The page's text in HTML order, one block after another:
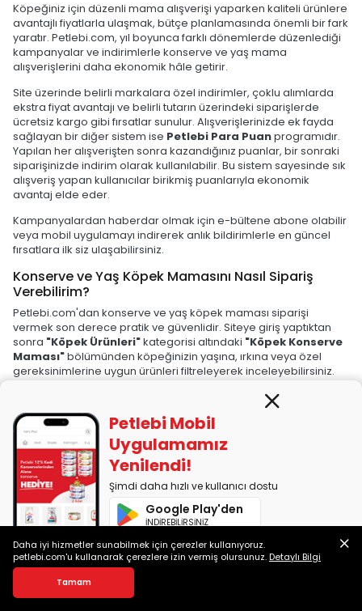
Köpeğiniz için düzenli mama alışverişi yaparken kaliteli ürünlere
avantajlı fiyatlarla ulaşmak, bütçe planlamasında önemli bir fark
yaratır. Petlebi.com, yıl boyunca farklı dönemlerde düzenlediği
kampanyalar ve indirimlerle konserve ve yaş mama
alışverişlerini daha ekonomik hâle getirir.
Site üzerinde belirli markalara özel indirimler, çoklu alımlarda
ekstra fiyat avantajı ve belirli tutarın üzerindeki siparişlerde
ücretsiz kargo gibi fırsatlar sunulur. Alışverişlerinizde ek fayda
sağlayan bir diğer sistem ise Petlebi Para Puanprogramıdır.
Yapılan her alışverişten sonra kazandığınız puanlar, bir sonraki
siparişinizde indirim olarak kullanılabilir. Bu sistem sayesinde sık
alışveriş yapan kullanıcılar birikmiş puanlarıyla ekonomik
avantaj elde eder.
Kampanyalardan haberdar olmak için e-bültene abone olabilir
veya mobil uygulamayı indirerek anlık bildirimlerle en güncel
fırsatlara ilk siz ulaşabilirsiniz.
Konserve ve Yaş Köpek Mamasını Nasıl Sipariş
Verebilirim?
Petlebi.com'dan konserve ve yaş köpek maması siparişi
vermek son derece pratik ve güvenlidir. Siteye giriş yaptıktan
sonra "Köpek Ürünleri"kategorisi altındaki "Köpek Konserve
Maması"bölümünden köpeğinizin yaşına, ırkına veya özel
gereksinimlerine uygun ürünleri filtreleyerek inceleyebilirsiniz.
Her ürünün açıklama bölümünde içerik bilgileri, son kullanma
tarihi ve kullanıcı yorumları açıkça yer alır. Seçtiğiniz ürünü
sepetinize ekledikten sonra kredi kartı, banka kartı ve
havale/EFT gibi ödeme seçeneklerinden biriyle siparişinizi
tamamlayabilirsiniz.
Dilerseniz0850 255 10 01numaralı hattı arayarak müşteri
temsilcisi desteğiyle de sipariş oluşturabilirsiniz.
ürün garantisi, hızlı kargo ve güvenli teslimat sistemiyle
Petlebi'den yapacağınız alışverişlerde mama seçiminiz
kadar teslimat süreci de sorunsuz ilerler.
Köpek Konserve ve Yaş Mama İle İlgili Sık Sorulan
Sorular
Konserve ve yaş köpek mamasıyla ilgili kullanıcıların aklında
Petlebi Mobil
Uygulamamız
Yenilendi!
Şimdi daha hızlı ve kullanıcı dostu
Google Play'den
İNDİREBİLİRSİNİZ
App Store'dan
Daha iyi hizmetler sunabilmek için çerezler kullanıyoruz.
petlebi.com'u kullanarak çerezlere izin vermiş olursunuz.Detaylı Bilgi
Tamam